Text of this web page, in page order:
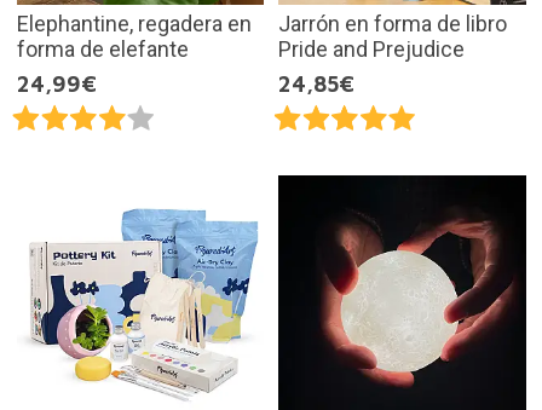
Elephantine, regadera en
forma de elefante
24,99€
Jarrón en forma de libro
Pride and Prejudice
24,85€